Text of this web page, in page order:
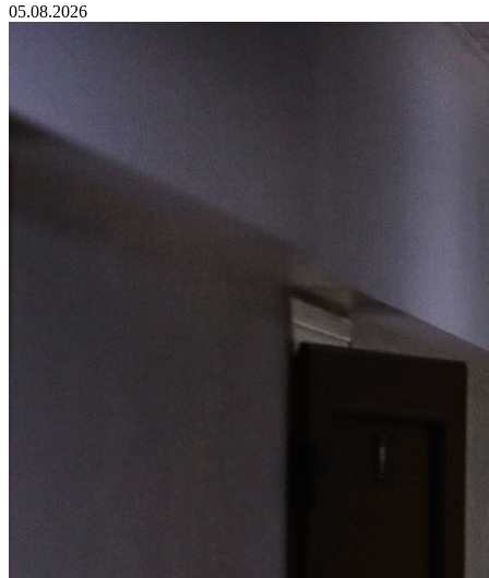
05.08.2026